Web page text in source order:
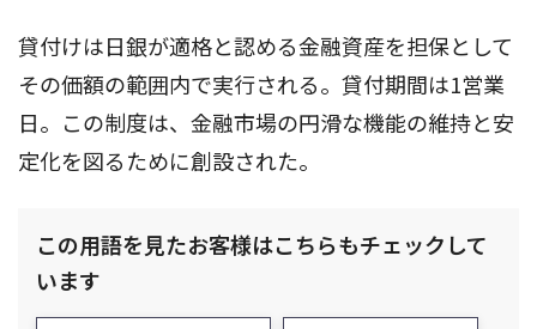
貸付けは日銀が適格と認める金融資産を担保として
その価額の範囲内で実行される。貸付期間は1営業
日。この制度は、金融市場の円滑な機能の維持と安
定化を図るために創設された。
この用語を見たお客様はこちらもチェックして
います